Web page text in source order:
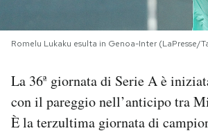
I MIEI PREFERITI
SHOP
CALENDARIO
Romelu Lukaku esulta in Genoa-Inter (LaPresse/
La 36ª giornata di Serie A è
con il pareggio nell’anticipo tra
È la terzultima giornata di